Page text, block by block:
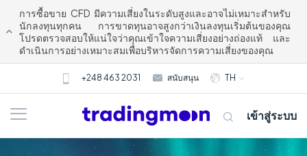
การซื้อขาย CFD มีความเสี่ยงในระดับสูงและอาจไม่เหมาะสำหรับ
นักลงทุนทุกคน การขาดทุนอาจสูงกว่าเงินลงทุนเริ่มต้นของคุณ
โปรดตรวจสอบให้แน่ใจว่าคุณเข้าใจความเสี่ยงอย่างถ่องแท้ และ
ดำเนินการอย่างเหมาะสมเพื่อบริหารจัดการความเสี่ยงของคุณ
+248 463 2031 สนับสนุน TH
เข้าสู่ระบบ